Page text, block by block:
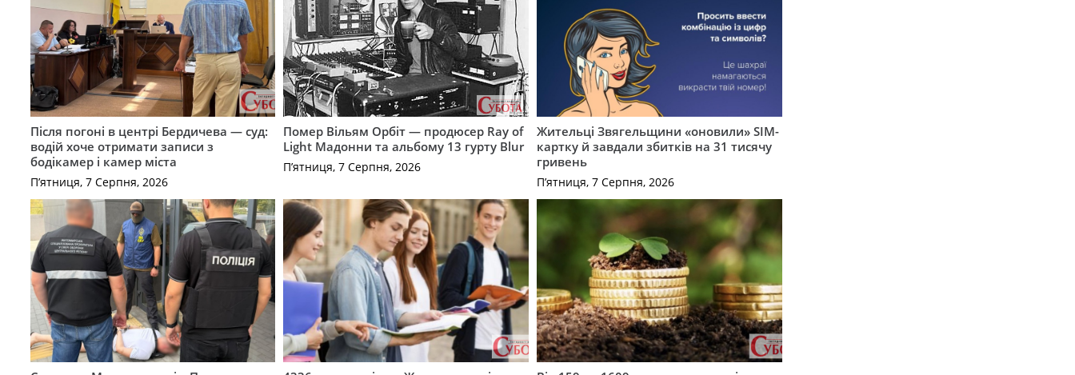
Після погоні в центрі Бердичева — суд:
водій хоче отримати записи з
бодікамер і камер міста
П’ятниця, 7 Серпня, 2026
Помер Вільям Орбіт — продюсер Ray of
Light Мадонни та альбому 13 гурту Blur
П’ятниця, 7 Серпня, 2026
Жительці Звягельщини «оновили» SIM-
картку й завдали збитків на 31 тисячу
гривень
П’ятниця, 7 Серпня, 2026